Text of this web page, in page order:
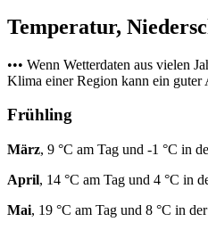
Temperatur,
••• Wenn Wetterdaten aus vielen
Klima einer Region kann ein guter
Frühling
März, 9 °C am Tag und -1 °C in
April, 14 °C am Tag und 4 °C in
Mai, 19 °C am Tag und 8 °C in